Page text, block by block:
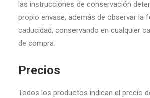
las instrucciones de conservación
propio envase, además de observar la
caducidad, conservando en cualquier
de compra.
Precios
Todos los productos indican el precio